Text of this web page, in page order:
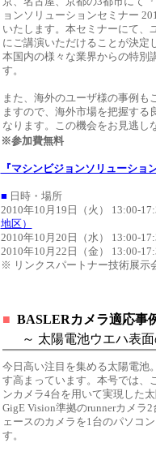
ョンソリューションセミナー
いたします。本セミナーにて、
にご講演いただけることが決定
本国内の様々な業界からの特別
す。
また、海外のユーザ様の事例も
ますので、海外市場を把握する
なります。この機会をお見逃し
※参加費無料
『マシンビジョンソリューショ
■ 日時・場所
2010年10月19日（火） 13:00-
地区）
2010年10月20日（水） 13:00-
2010年10月22日（金） 13:00-
※ リンクスパートナー技術展示
■ BASLERカメラ適応事
～ 太陽電池ウエハ表面
今日高い注目を集める太陽電池
す高まっています。本号では、
ンカメラ4台を用いて実現した
GigE Vision準拠のrunnerカメラ
ェースのカメラを1台のパソコ
す。